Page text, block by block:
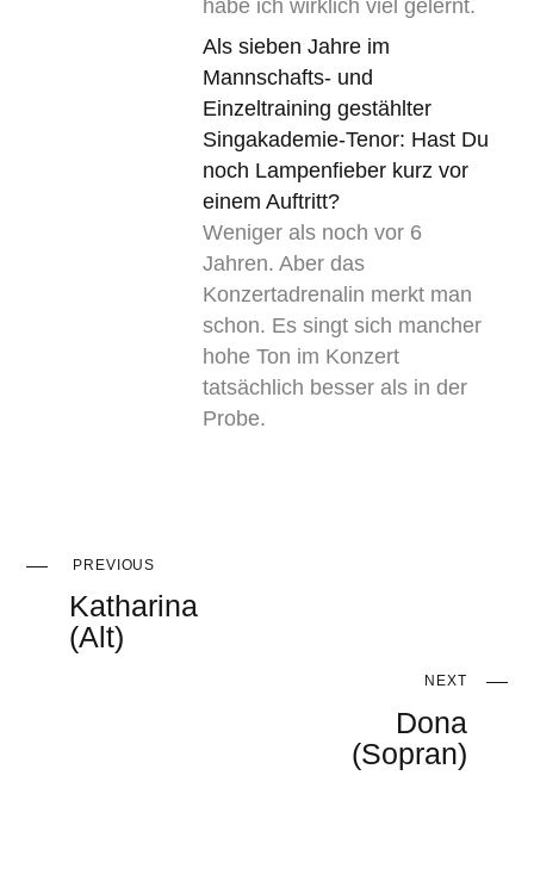
habe ich wirklich viel gelernt.
Als sieben Jahre im
Mannschafts- und
Einzeltraining gestählter
Singakademie-Tenor: Hast Du
noch Lampenfieber kurz vor
einem Auftritt?
Weniger als noch vor 6
Jahren. Aber das
Konzertadrenalin merkt man
schon. Es singt sich mancher
hohe Ton im Konzert
tatsächlich besser als in der
Probe.
PREVIOUS
Katharina
(Alt)
NEXT
Dona
(Sopran)